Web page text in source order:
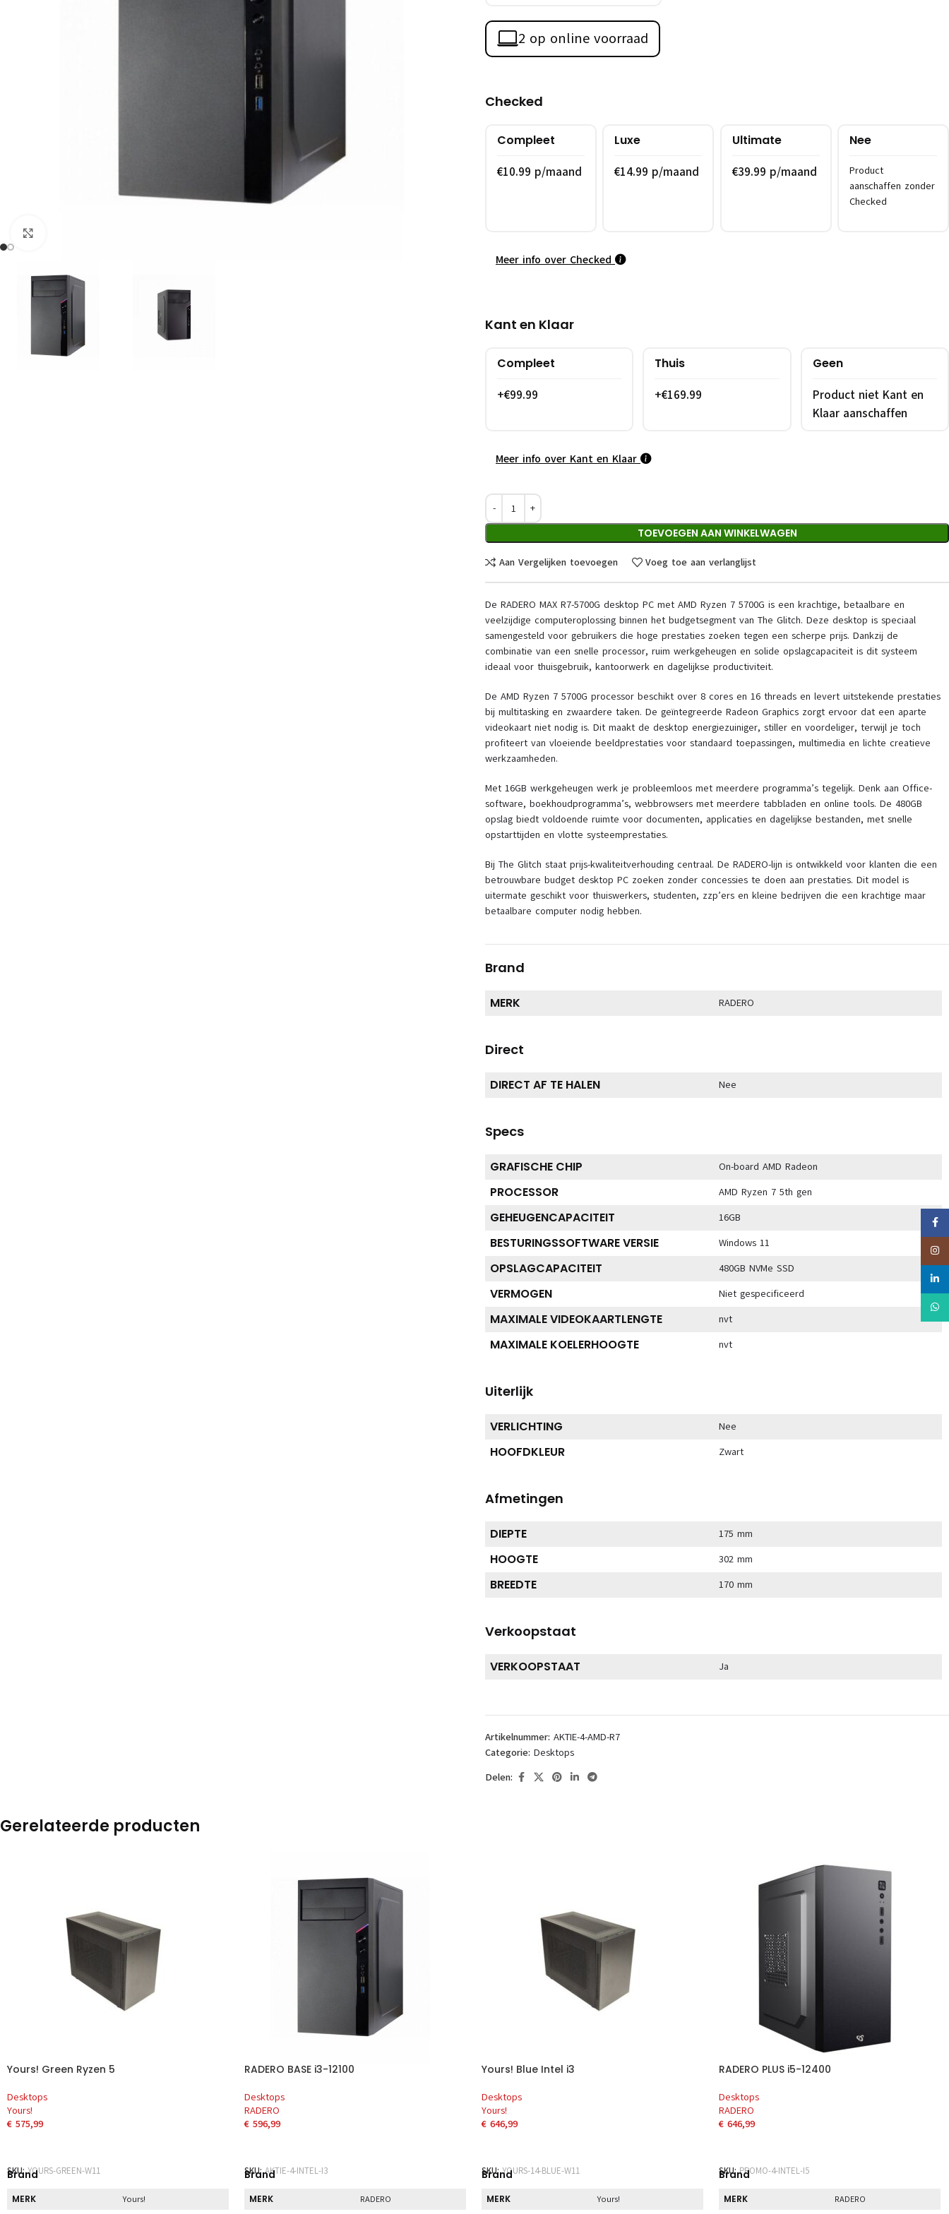
2 op online voorraad
Checked
Compleet
€10.99 p/maand
Luxe
€14.99 p/maand
Ultimate
€39.99 p/maand
Nee
Product
aanschaffen zonder
Checked
Meer info over Checked
Kant en Klaar
Compleet
+€99.99
Thuis
+€169.99
Geen
Product niet Kant en
Klaar aanschaffen
Meer info over Kant en Klaar
TOEVOEGEN AAN WINKELWAGEN
Aan Vergelijken toevoegen Voeg toe aan verlanglijst
De RADERO MAX R7-5700G desktop PC met AMD Ryzen 7 5700G is een krachtige, betaalbare en
veelzijdige computeroplossing binnen het budgetsegment van The Glitch. Deze desktop is speciaal
samengesteld voor gebruikers die hoge prestaties zoeken tegen een scherpe prijs. Dankzij de
combinatie van een snelle processor, ruim werkgeheugen en solide opslagcapaciteit is dit systeem
ideaal voor thuisgebruik, kantoorwerk en dagelijkse productiviteit.
De AMD Ryzen 7 5700G processor beschikt over 8 cores en 16 threads en levert uitstekende prestaties
bij multitasking en zwaardere taken. De geïntegreerde Radeon Graphics zorgt ervoor dat een aparte
videokaart niet nodig is. Dit maakt de desktop energiezuiniger, stiller en voordeliger, terwijl je toch
profiteert van vloeiende beeldprestaties voor standaard toepassingen, multimedia en lichte creatieve
werkzaamheden.
Met 16GB werkgeheugen werk je probleemloos met meerdere programma’s tegelijk. Denk aan Office-
software, boekhoudprogramma’s, webbrowsers met meerdere tabbladen en online tools. De 480GB
opslag biedt voldoende ruimte voor documenten, applicaties en dagelijkse bestanden, met snelle
opstarttijden en vlotte systeemprestaties.
Bij The Glitch staat prijs-kwaliteitverhouding centraal. De RADERO-lijn is ontwikkeld voor klanten die een
betrouwbare budget desktop PC zoeken zonder concessies te doen aan prestaties. Dit model is
uitermate geschikt voor thuiswerkers, studenten, zzp’ers en kleine bedrijven die een krachtige maar
betaalbare computer nodig hebben.
Brand
MERK RADERO
Direct
DIRECT AF TE HALEN Nee
Specs
GRAFISCHE CHIP On-board AMD Radeon
PROCESSOR AMD Ryzen 7 5th gen
GEHEUGENCAPACITEIT 16GB
BESTURINGSSOFTWARE VERSIE Windows 11
OPSLAGCAPACITEIT 480GB NVMe SSD
VERMOGEN Niet gespecificeerd
MAXIMALE VIDEOKAARTLENGTE nvt
MAXIMALE KOELERHOOGTE nvt
Uiterlijk
VERLICHTING Nee
HOOFDKLEUR Zwart
Afmetingen
DIEPTE 175 mm
HOOGTE 302 mm
BREEDTE 170 mm
Verkoopstaat
VERKOOPSTAAT Ja
Artikelnummer: AKTIE-4-AMD-R7
Categorie: Desktops
Delen:
Gerelateerde producten
Yours! Green Ryzen 5
Desktops
Yours!
€ 575,99
SKU:YOURS-GREEN-W11
Brand
MERK Yours!
RADERO BASE i3-12100
Desktops
RADERO
€ 596,99
SKU:AKTIE-4-INTEL-I3
Brand
MERK RADERO
Yours! Blue Intel i3
Desktops
Yours!
€ 646,99
SKU:YOURS-14-BLUE-W11
Brand
MERK Yours!
RADERO PLUS i5-12400
Desktops
RADERO
€ 646,99
SKU:PROMO-4-INTEL-I5
Brand
MERK RADERO